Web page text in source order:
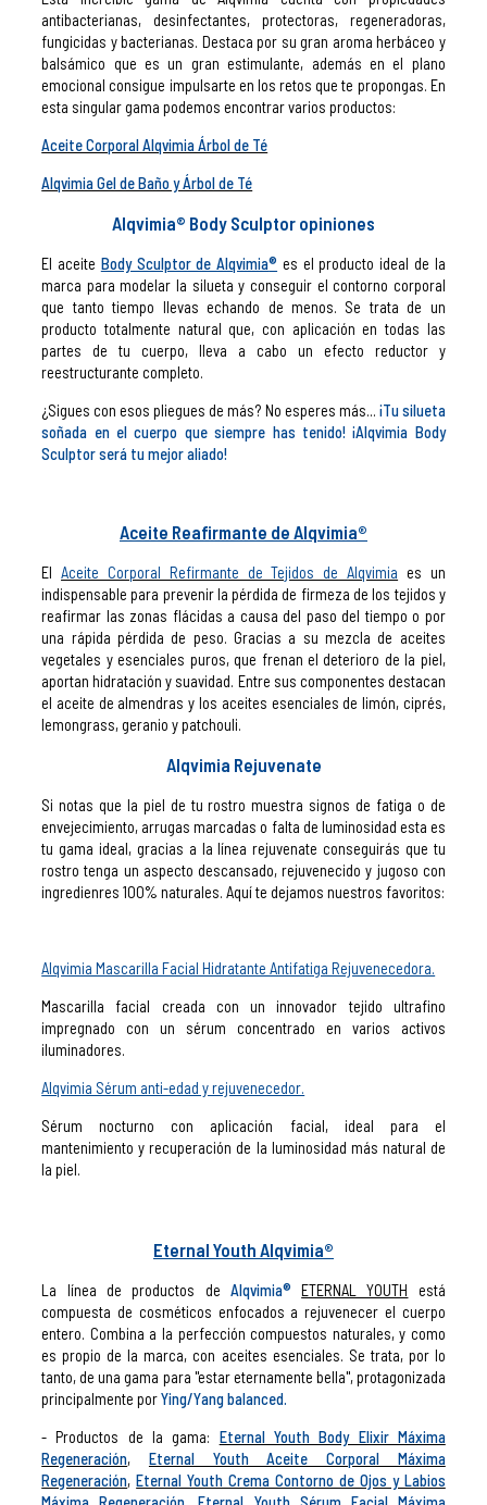
antibacterianas, desinfectantes, protectoras, regeneradoras,
fungicidas y bacterianas. Destaca por su gran aroma herbáceo y
balsámico que es un gran estimulante, además en el plano
emocional consigue impulsarte en los retos que te propongas. En
esta singular gama podemos encontrar varios productos:
Aceite Corporal Alqvimia Árbol de Té
Alqvimia Gel de Baño y Árbol de Té
Alqvimia® Body Sculptor opiniones
El aceite Body Sculptor de Alqvimia® es el producto ideal de la
marca para modelar la silueta y conseguir el contorno corporal
que tanto tiempo llevas echando de menos. Se trata de un
producto totalmente natural que, con aplicación en todas las
partes de tu cuerpo, lleva a cabo un efecto reductor y
reestructurante completo.
¿Sigues con esos pliegues de más? No esperes más... ¡Tu silueta
soñada en el cuerpo que siempre has tenido! ¡Alqvimia Body
Sculptor será tu mejor aliado!
Aceite Reafirmante de Alqvimia®
ElAceite Corporal Refirmante de Tejidos de Alqvimia es un
indispensable para prevenir la pérdida de firmeza de los tejidos y
reafirmar las zonas flácidas a causa del paso del tiempo o por
una rápida pérdida de peso. Gracias a su mezcla de aceites
vegetales y esenciales puros, que frenan el deterioro de la piel,
aportan hidratación y suavidad. Entre sus componentes destacan
el aceite de almendras y los aceites esenciales de limón, ciprés,
lemongrass, geranio y patchouli.
Alqvimia Rejuvenate
Si notas que la piel de tu rostro muestra signos de fatiga o de
envejecimiento, arrugas marcadas o falta de luminosidad esta es
tu gama ideal, gracias a la línea rejuvenate conseguirás que tu
rostro tenga un aspecto descansado, rejuvenecido y jugoso con
ingredienres 100% naturales. Aquí te dejamos nuestros favoritos:
Alqvimia Mascarilla Facial Hidratante Antifatiga Rejuvenecedora.
Mascarilla facial creada con un innovador tejido ultrafino
impregnado con un sérum concentrado en varios activos
iluminadores.
Alqvimia Sérum anti-edad y rejuvenecedor.
Sérum nocturno con aplicación facial, ideal para el
mantenimiento y recuperación de la luminosidad más natural de
la piel.
Eternal Youth Alqvimia®
La línea de productos de Alqvimia® ETERNAL YOUTH está
compuesta de cosméticos enfocados a rejuvenecer el cuerpo
entero. Combina a la perfección compuestos naturales, y como
es propio de la marca, con aceites esenciales. Se trata, por lo
tanto, de una gama para "estar eternamente bella", protagonizada
principalmente porYing/Yang balanced.
- Productos de la gama: Eternal Youth Body Elixir Máxima
Regeneración, Eternal Youth Aceite Corporal Máxima
Regeneración,Eternal Youth Crema Contorno de Ojos y Labios